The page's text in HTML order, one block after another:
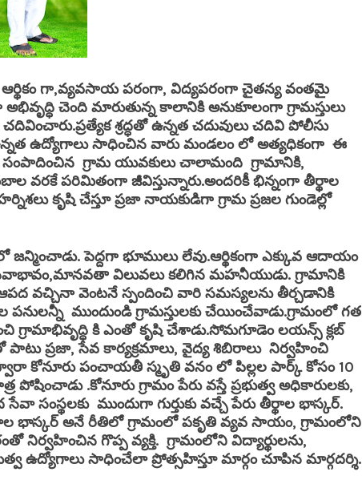
గా,వ్యవసాయ పరంగా, విద్యపరంగా చైతన్య వంతమై
చెంది మారుతున్న కాలానికి అనుకూలంగా గ్రామస్తులు
శ్రద్ధతో ఉన్నత చదువులు చదివి పోలీసు
ఉన్నత ఉద్యోగాలు సాధించిన వారు మండలం లో అత్యధికంగా ఈ
గ్రామ యువకులు చాలామంది గ్రామానికి,
వరకే పరిమితంగా జీవిస్తున్నారు.అందరికీ భిన్నంగా తీర్థాల
కృషి చేస్తూ ప్రజా నాయకుడిగా గ్రామ ప్రజల గుండెల్లో
జన్మించాడు. పెద్దగా భూములు లేవు.ఆర్థికంగా ఎక్కువ ఆదాయం
విలువలు కలిగిన మహనీయుడు. గ్రామానికి
వచ్చినా వెంటనే స్పందించి వారి సమస్యలను తీర్చడానికి
పనులన్నీ ముందుండి గ్రామస్తులకు చేయించేవాడు.గ్రామంలో గత
గ్రామాభివృద్ధి కి ఎంతో కృషి చేశాడు.సోమగూడెం లయన్స్ క్లబ్
ప్రజా, సేవ కార్యక్రమాలు, వైద్య శిబిరాలు నిర్వహించి
కోనూరు పంచాయతీ స్మృతి వనం లో పిల్లల పార్క్ కోసం 10
.కోనూరు గ్రామం పేరు వస్తే ప్రభుత్వ అధికారులకు,
సంస్థలకు ముందుగా గుర్తుకు వచ్చే పేరు తీర్థాల భాస్కర్.
భాస్కర్ అనే రీతిలో గ్రామంలో పకృతి వ్యవ సాయం, గ్రామంలోని
నిర్వహించిన గొప్ప వ్యక్తి. గ్రామంలోని విద్యార్థులను,
ఉద్యోగాలు సాధించేలా ప్రోత్సహిస్తూ మార్గం చూపిన మార్గదర్శి.